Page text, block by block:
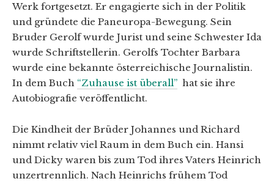
Werk fortgesetzt. Er engagierte sich in der Politik
und gründete die Paneuropa-Bewegung. Sein
Bruder Gerolf wurde Jurist und seine Schwester Ida
wurde Schriftstellerin. Gerolfs Tochter Barbara
wurde eine bekannte österreichische Journalistin.
In dem Buch “Zuhause ist überall” hat sie ihre
Autobiografie veröffentlicht.
Die Kindheit der Brüder Johannes und Richard
nimmt relativ viel Raum in dem Buch ein. Hansi
und Dicky waren bis zum Tod ihres Vaters Heinrich
unzertrennlich. Nach Heinrichs frühem Tod